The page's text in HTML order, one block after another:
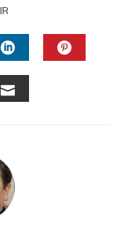
LINKEDIN